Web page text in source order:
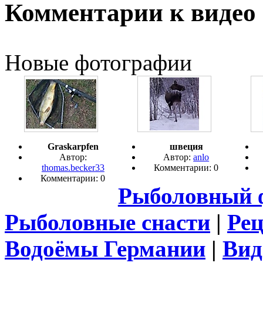
Комментарии к видео
Новые фотографии
Graskarpfen
Автор:
thomas.becker33
Комментарии: 0
швеция
Автор:anlo
Комментарии: 0
Рыболовный
Рыболовные снасти |
Водоёмы Германии |